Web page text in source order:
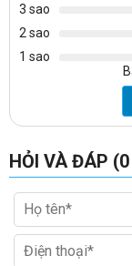
- Khung nhôm
Cấu tạo khung
3 sao
2 sao
1 sao
HỎI VÀ ĐÁP